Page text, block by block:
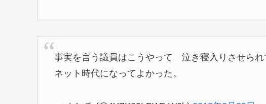
事実を言う議員はこうやって 泣き寝入りさせられ
ネット時代になってよかった。